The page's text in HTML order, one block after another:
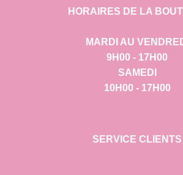
HORAIRES DE LA
MARDI AU
9H00 - 17H00
SAMEDI
10H00 - 17H00
SERVICE CLIENTS